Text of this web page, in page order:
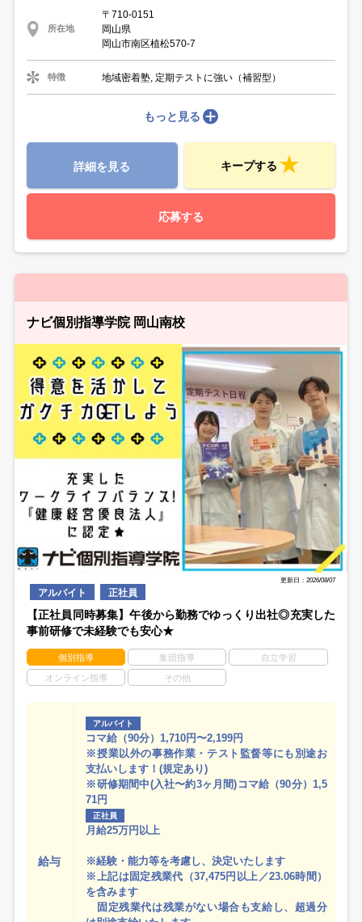
所在地
〒710-0151
岡山県
岡山市南区植松570-7
特徴 地域密着塾, 定期テストに強い（補習型）
もっと見る
詳細を見る キープする
応募する
ナビ個別指導学院 岡山南校
更新日：2026/08/07
アルバイト 正社員
【正社員同時募集】午後から勤務でゆっくり出社◎充実した
事前研修で未経験でも安心★
個別指導 集団指導 自立学習
オンライン指導 その他
給与
アルバイト
コマ給（90分）1,710円〜2,199円
※授業以外の事務作業・テスト監督等にも別途お
支払いします！(規定あり)
※研修期間中(入社〜約3ヶ月間)コマ給（90分）1,5
71円
正社員
月給25万円以上
※経験・能力等を考慮し、決定いたします
※上記は固定残業代（37,475円以上／23.06時間）
を含みます
固定残業代は残業がない場合も支給し、超過分